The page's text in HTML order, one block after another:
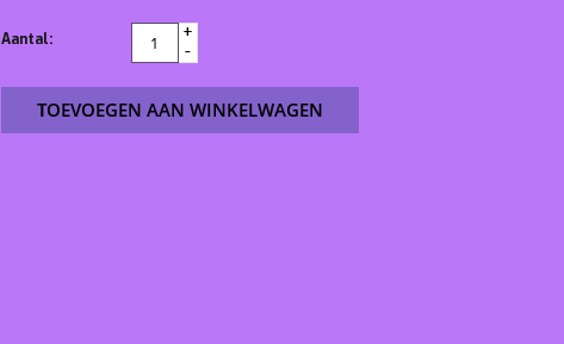
Aantal:
+
-
TOEVOEGEN AAN WINKELWAGEN